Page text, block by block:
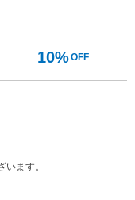
10%OFF
ます。